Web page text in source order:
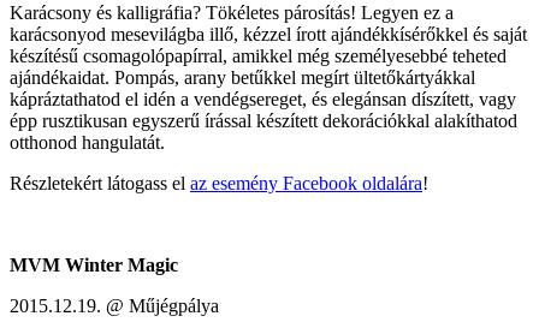
Karácsony és kalligráfia? Tökéletes párosítás! Legyen ez a
karácsonyod mesevilágba illő, kézzel írott ajándékkísérőkkel és saját
készítésű csomagolópapírral, amikkel még személyesebbé teheted
ajándékaidat. Pompás, arany betűkkel megírt ültetőkártyákkal
kápráztathatod el idén a vendégsereget, és elegánsan díszített, vagy
épp rusztikusan egyszerű írással készített dekorációkkal alakíthatod
otthonod hangulatát.
Részletekért látogass el az esemény Facebook oldalára!
MVM Winter Magic
2015.12.19. @ Műjégpálya